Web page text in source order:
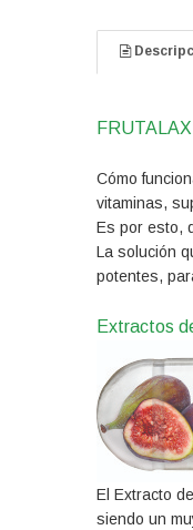
Cómo
vitaminas,
Es por esto,
La solución
potentes,
Extractos
El Extracto
siendo un